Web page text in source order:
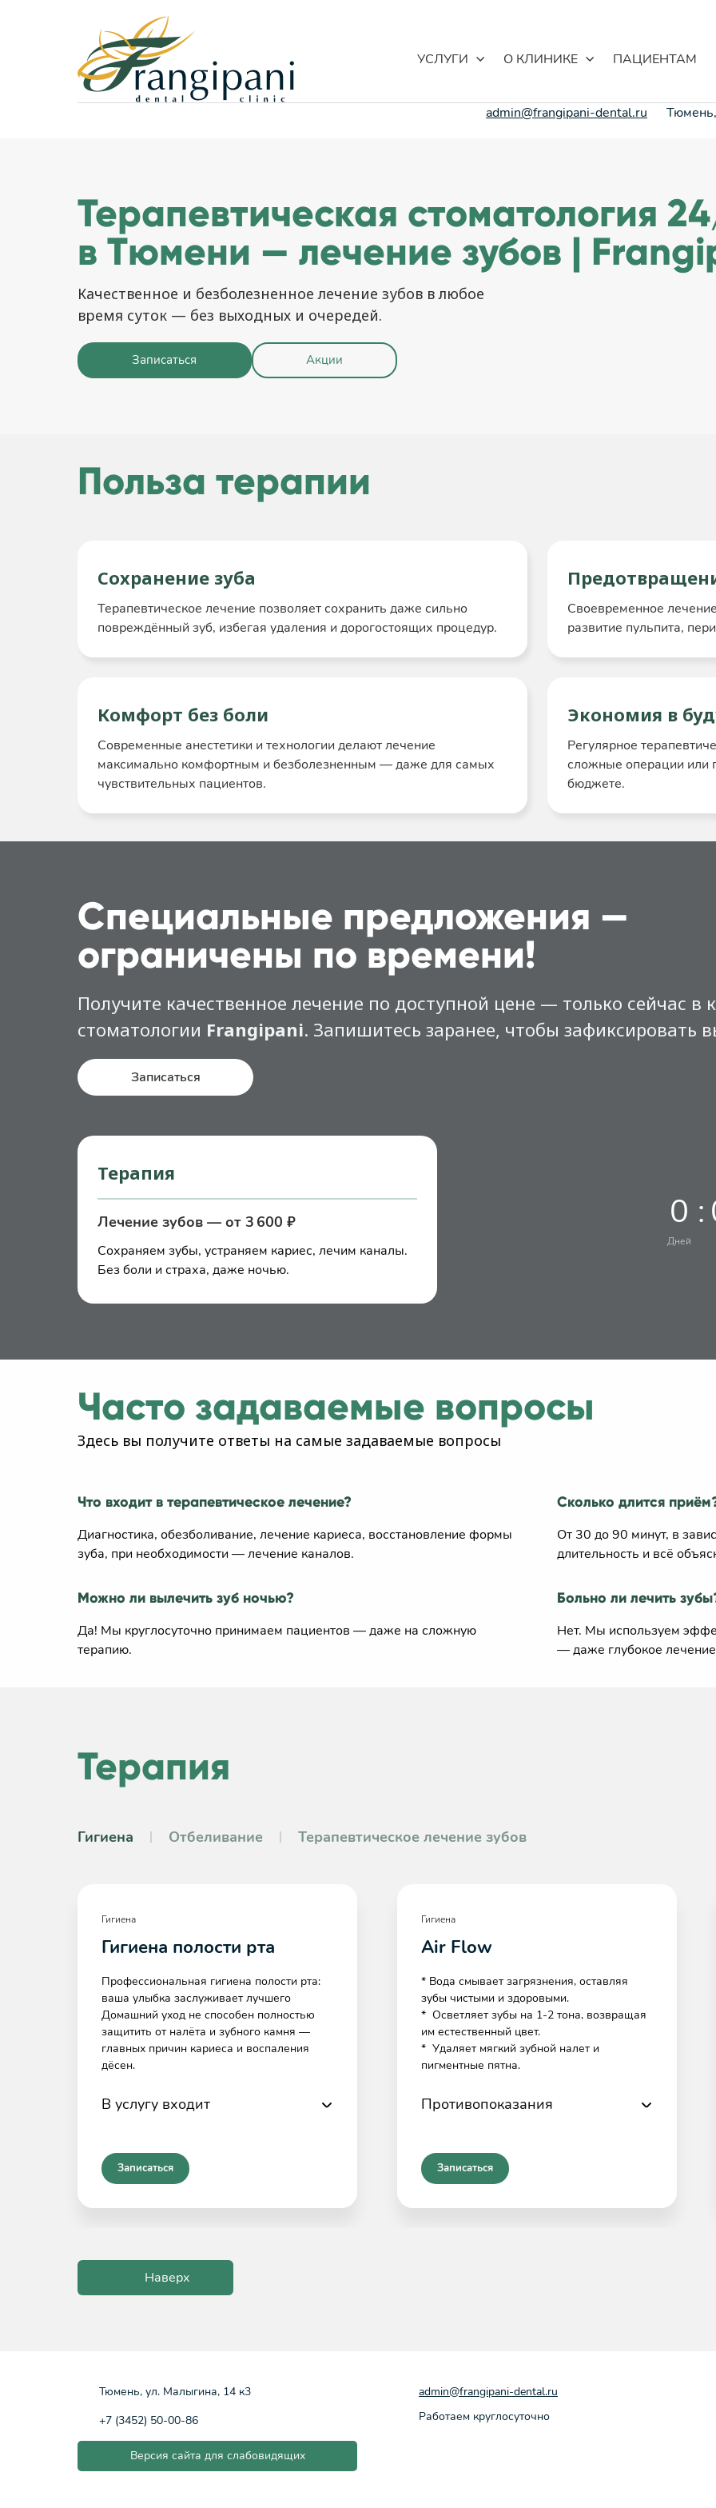
УСЛУГИ О КЛИНИКЕ ПАЦИЕНТАМ
admin@frangipani-dental.ru
Терапевтическая стоматология
в Тюмени — лечение зубов |
Качественное и безболезненное лечение зубов в любое
время суток — без выходных и очередей.
Записаться Акции
Польза терапии
Сохранение зуба
Терапевтическое лечение позволяет сохранить даже сильно
повреждённый зуб, избегая удаления и дорогостоящих процедур.
Своевременное
развитие пульпита,
Комфорт без боли
Современные анестетики и технологии делают лечение
максимально комфортным и безболезненным — даже для самых
чувствительных пациентов.
Экономия в
Регулярное
сложные операции или
бюджете.
Специальные предложения —
ограничены по времени!
Получите качественное лечение по доступной цене — только сейчас в
стоматологии Frangipani. Запишитесь заранее, чтобы зафиксировать
Записаться
Терапия
Лечение зубов — от 3 600 ₽
Сохраняем зубы, устраняем кариес, лечим каналы.
Без боли и страха, даже ночью.
0
Дней
:
Часто задаваемые вопросы
Здесь вы получите ответы на самые задаваемые вопросы
Что входит в терапевтическое лечение?
Диагностика, обезболивание, лечение кариеса, восстановление формы
зуба, при необходимости — лечение каналов.
Можно ли вылечить зуб ночью?
Да! Мы круглосуточно принимаем пациентов — даже на сложную
терапию.
Сколько длится
От 30 до 90 минут, в
длительность и всё
Больно ли лечить
Нет. Мы используем
— даже глубокое
Терапия
Гигиена Отбеливание Терапевтическое лечение зубов
Гигиена
Гигиена полости рта
Профессиональная гигиена полости рта:
ваша улыбка заслуживает лучшего
Домашний уход не способен полностью
защитить от налёта и зубного камня —
главных причин кариеса и воспаления
дёсен.
В услугу входит
Записаться
Гигиена
Air Flow
* Вода смывает загрязнения, оставляя
зубы чистыми и здоровыми.
* Осветляет зубы на 1-2 тона, возвращая
им естественный цвет.
* Удаляет мягкий зубной налет и
пигментные пятна.
Противопоказания
Записаться
Наверх
Тюмень, ул. Малыгина, 14 к3
+7 (3452) 50-00-86
Версия сайта для слабовидящих
admin@frangipani-dental.ru
Работаем круглосуточно